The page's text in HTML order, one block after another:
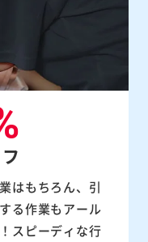
はもちろん、引
る作業もアール
スピーディな行